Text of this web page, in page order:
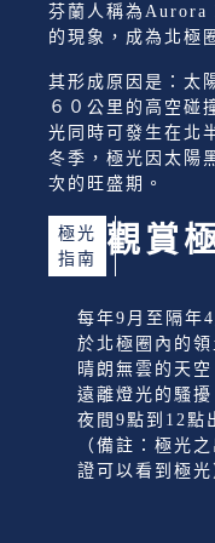
芬蘭人稱為Aurora
的現象，成為北極
其形成原因是：太
６０公里的高空碰
光同時可發生在北
冬季，極光因太陽
次的旺盛期。
極光
指南
觀賞
每年9月至隔年
於北極圈內的
晴朗無雲的天空
遠離燈光的騷擾
夜間9點到12點
（備註：極光
證可以看到極光